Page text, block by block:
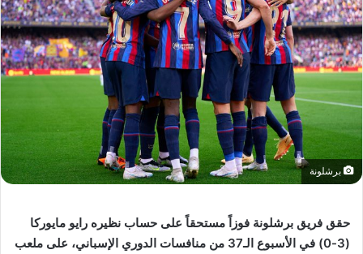
برشلونة
حقق فريق برشلونة فوزاً مستحقاً على حساب نظيره رايو مايوركا
(3-0) في الأسبوع الـ37 من منافسات الدوري الإسباني، على ملعب